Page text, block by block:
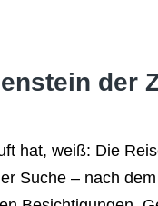
der
hat, weiß: Die
Suche – nach